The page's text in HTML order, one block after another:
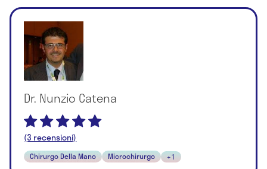
Dr. Nunzio Catena
(3 recensioni)
Chirurgo Della Mano Microchirurgo +1